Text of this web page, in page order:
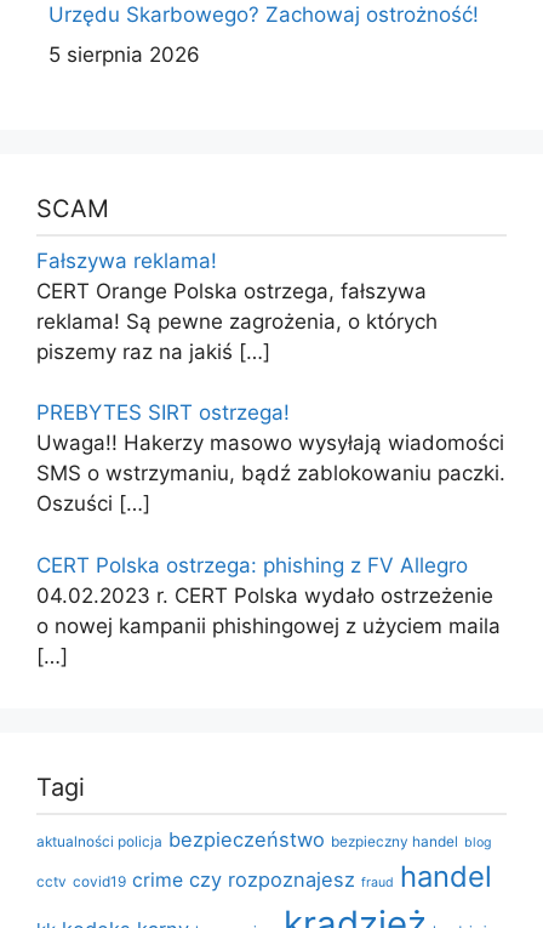
Urzędu Skarbowego? Zachowaj ostrożność!
5 sierpnia 2026
SCAM
Fałszywa reklama!
CERT Orange Polska ostrzega, fałszywa
reklama! Są pewne zagrożenia, o których
piszemy raz na jakiś […]
PREBYTES SIRT ostrzega!
Uwaga!! Hakerzy masowo wysyłają wiadomości
SMS o wstrzymaniu, bądź zablokowaniu paczki.
Oszuści […]
CERT Polska ostrzega: phishing z FV Allegro
04.02.2023 r. CERT Polska wydało ostrzeżenie
o nowej kampanii phishingowej z użyciem maila
[…]
Tagi
aktualności policja bezpieczeństwo bezpieczny handel blog
cctv covid19 crime czy rozpoznajesz fraud handel